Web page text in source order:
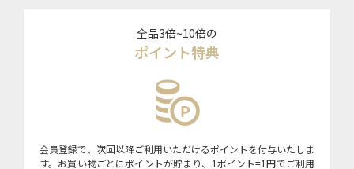
全品3倍~10倍の
ポイント特典
会員登録で、次回以降ご利用いただけるポイントを付与いたしま
す。お買い物ごとにポイントが貯まり、1ポイント=1円でご利用